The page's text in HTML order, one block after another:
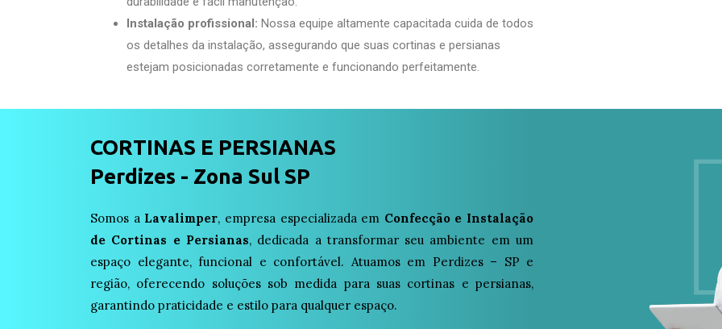
Instalação profissional: Nossa equipe altamente capacitada cuida de todos
os detalhes da instalação, assegurando que suas cortinas e persianas
estejam posicionadas corretamente e funcionando perfeitamente.
CORTINAS E PERSIANAS
Perdizes - Zona Sul SP
Somos a Lavalimper, empresa especializada em Confecção e Instalação
de Cortinas e Persianas, dedicada a transformar seu ambiente em um
espaço elegante, funcional e confortável. Atuamos em Perdizes – SP e
região, oferecendo soluções sob medida para suas cortinas e persianas,
garantindo praticidade e estilo para qualquer espaço.